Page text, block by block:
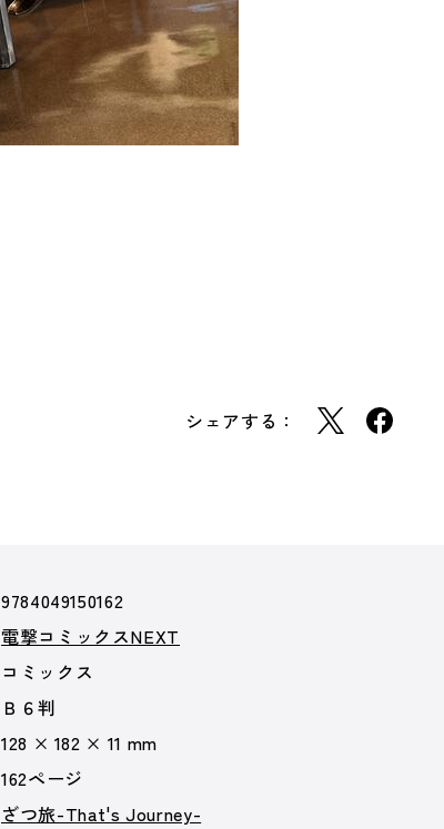
シェアする：
9784049150162
電撃コミックスNEXT
コミックス
Ｂ６判
128 × 182 × 11 mm
162ページ
ざつ旅-That's Journey-